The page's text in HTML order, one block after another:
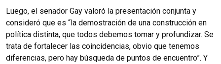
Luego, el senador Gay valoró la presentación conjunta y
consideró que es “la demostración de una construcción en
política distinta, que todos debemos tomar y profundizar. Se
trata de fortalecer las coincidencias, obvio que tenemos
diferencias, pero hay búsqueda de puntos de encuentro”. Y